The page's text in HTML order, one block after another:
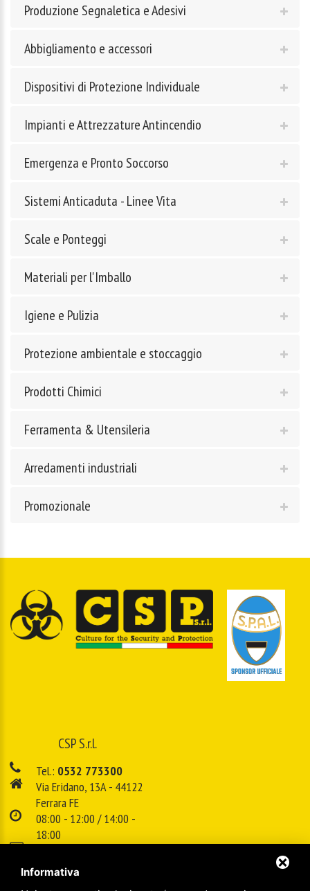
Produzione Segnaletica e Adesivi
Abbigliamento e accessori
Dispositivi di Protezione Individuale
Impianti e Attrezzature Antincendio
Emergenza e Pronto Soccorso
Sistemi Anticaduta - Linee Vita
Scale e Ponteggi
Materiali per l'Imballo
Igiene e Pulizia
Protezione ambientale e stoccaggio
Prodotti Chimici
Ferramenta & Utensileria
Arredamenti industriali
Promozionale
CSP S.r.l.
Tel.: 0532 773300
Via Eridano, 13A - 44122
Ferrara FE
08:00 - 12:00 / 14:00 -
18:00
info@cspsrl.biz
Informativa